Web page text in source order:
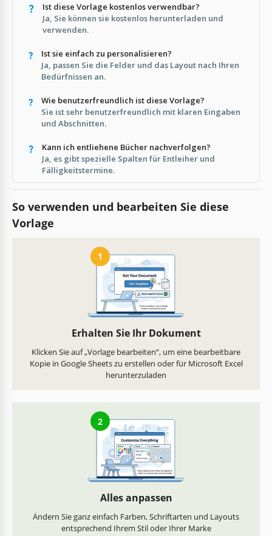
Ist diese Vorlage kostenlos verwendbar?
Ja, Sie können sie kostenlos herunterladen und
verwenden.
Ist sie einfach zu personalisieren?
Ja, passen Sie die Felder und das Layout nach Ihren
Bedürfnissen an.
Wie benutzerfreundlich ist diese Vorlage?
Sie ist sehr benutzerfreundlich mit klaren Eingaben
und Abschnitten.
Kann ich entliehene Bücher nachverfolgen?
Ja, es gibt spezielle Spalten für Entleiher und
Fälligkeitstermine.
So verwenden und bearbeiten Sie diese
Vorlage
1
Erhalten Sie Ihr Dokument
Klicken Sie auf „Vorlage bearbeiten“, um eine bearbeitbare
Kopie in Google Sheets zu erstellen oder für Microsoft Excel
herunterzuladen
2
Alles anpassen
Ändern Sie ganz einfach Farben, Schriftarten und Layouts
entsprechend Ihrem Stil oder Ihrer Marke